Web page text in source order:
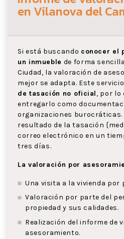
en Vilanova del
Si está buscando conocer el
un inmueble de forma
Ciudad, la valoración de
mejor se adapta. Este
de tasación no oficial, por lo
entregarlo como
organizaciones burocráticas.
resultado de la tasación
correo electrónico en un
tres días.
La valoración por
Una visita a la vivienda por
Valoración por parte del
propiedad y sus calidades.
Realización del informe de
asesoramiento.